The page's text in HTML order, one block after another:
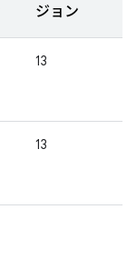
ジョン
13
13